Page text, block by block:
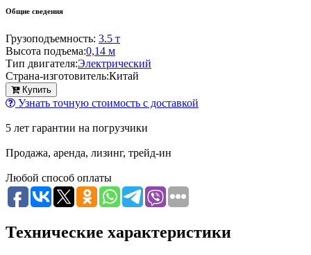
Общие сведения
Грузоподъемность: 3.5 т
Высота подъема:0,14 м
Тип двигателя:Электрический
Страна-изготовитель:Китай
Купить
Узнать точную стоимость с доставкой
5 лет гарантии на погрузчики
Продажа, аренда, лизинг, трейд-ин
Любой способ оплаты
Технические характеристики